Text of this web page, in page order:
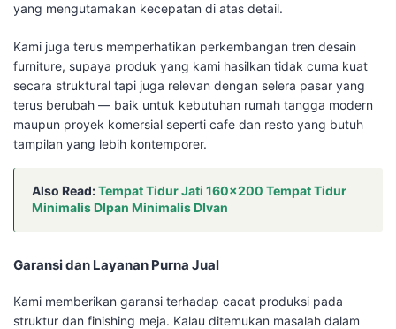
yang mengutamakan kecepatan di atas detail.
Kami juga terus memperhatikan perkembangan tren desain
furniture, supaya produk yang kami hasilkan tidak cuma kuat
secara struktural tapi juga relevan dengan selera pasar yang
terus berubah — baik untuk kebutuhan rumah tangga modern
maupun proyek komersial seperti cafe dan resto yang butuh
tampilan yang lebih kontemporer.
Also Read:Tempat Tidur Jati 160×200 Tempat Tidur
Minimalis DIpan Minimalis DIvan
Garansi dan Layanan Purna Jual
Kami memberikan garansi terhadap cacat produksi pada
struktur dan finishing meja. Kalau ditemukan masalah dalam